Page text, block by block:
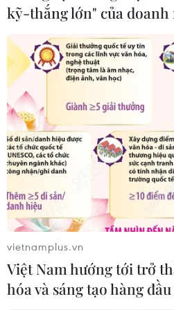
Mỹ trục xuất gần 1,5 triệu
cư trái phép trong 12 tháng
04/08/2026 22:43
WHO ghi nhận tín hiệu tích
thử nghiệm điều trị Ebola tại
04/08/2026 22:42
Italy: Hai trận động đất liên
rung chuyển khu vực gần
nghiêng Pisa
kỹ-thắng lớn" của doanh
vietnamplus.vn
Việt Nam hướng tới trở
hóa và sáng tạo hàng